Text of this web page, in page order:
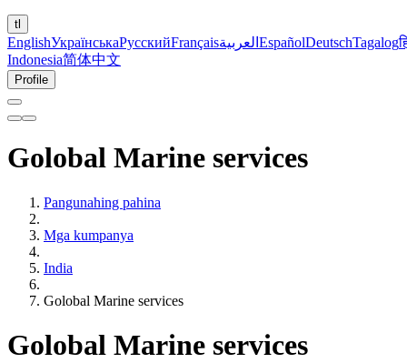
tl
EnglishУкраїнськаРусскийFrançaisالعربية EspañolDeutschTagalog
Indonesia简体中文
Profile
Golobal Marine services
Pangunahing pahina
Mga kumpanya
India
Golobal Marine services
Golobal Marine services